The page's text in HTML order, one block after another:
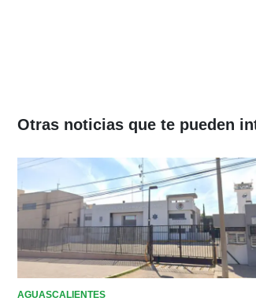
Otras noticias que te pueden
AGUASCALIENTES